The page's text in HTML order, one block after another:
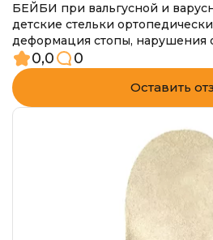
БЕЙБИ при вальгусной и
детские стельки
деформация стопы, нарушения
0,0 0
Оставить